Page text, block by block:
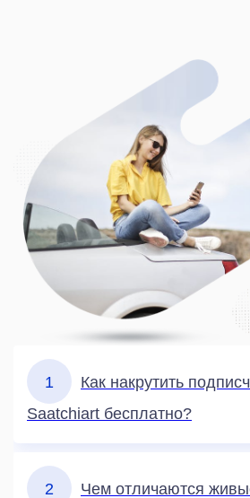
1
Как накрутить
Saatchiart бесплатно?
2
Чем отличаются